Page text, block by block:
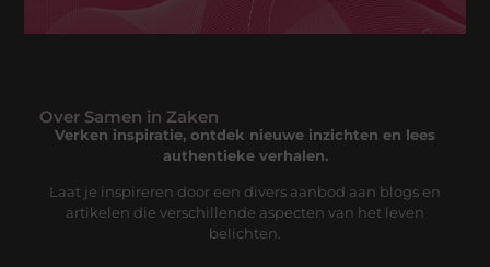
Over Samen in Zaken
Verken inspiratie, ontdek nieuwe inzichten en lees
authentieke verhalen.
Laat je inspireren door een divers aanbod aan blogs en
artikelen die verschillende aspecten van het leven
belichten.